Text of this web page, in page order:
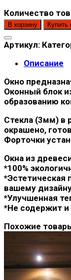
Количество
В корзину Купить
Артикул:
Описание
Окно
Оконный блок
образованию
Стекла (3мм) в
окрашено,
Форточки
Окна из
*100%
*Эстетическая
вашему
*Улучшенная
*Не содержит и
Похожие